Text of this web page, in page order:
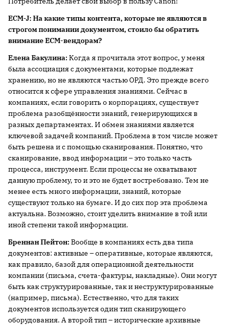
ECM-J:На какие типы контента, которые не являются в
строгом понимании документом, стоило бы обратить
вниманиеECM-вендорам?
Елена Бакулина:Когда я прочитала этот вопрос, у меня
была ассоциация с документами, которые подлежат
хранению, но не являются частью ОРД. Это прежде всего
относится к сфере управления знаниями. Сейчас в
компаниях, если говорить о корпорациях, существует
проблема разобщённости знаний, генерирующихся в
разных департаментах. И обмен знаниями является
ключевой задачей компаний. Проблема в том числе может
быть решена и с помощью сканирования. Понятно, что
сканирование, ввод информации – это только часть
процесса, инструмент. Если процессы не охватывают
данную проблему, то и это не будет востребовано. Тем не
менее есть много информации, знаний, которые
существуют только на бумаге. И до сих пор эта проблема
актуальна. Возможно, стоит уделить внимание в той или
иной степени такой информации.
Бреннан Пейтон:Вообще в компаниях есть два типа
документов: активные – оперативные, которые являются,
как правило, базой для операционной деятельности
компании (письма, счета-фактуры, накладные). Они могут
быть как структурированные, так и неструктурированные
(например, письма). Естественно, что для таких
документов используется один тип сканирующего
оборудования. А второй тип – исторические архивные